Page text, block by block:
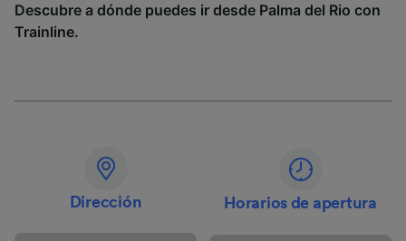
Descubre a dónde puedes ir desde Palma del Rio con
Trainline.
Dirección Horarios de apertura